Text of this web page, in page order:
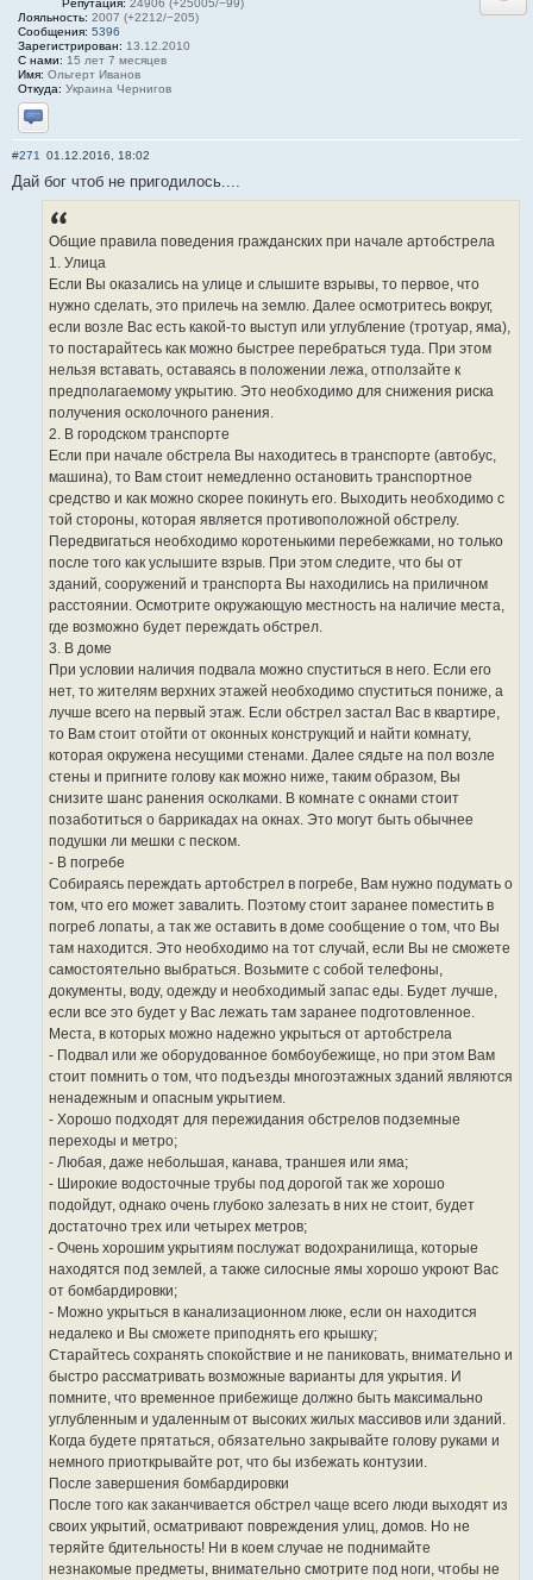
Репутация: 24906 (+25005/−99)
Лояльность: 2007 (+2212/−205)
Сообщения: 5396
Зарегистрирован: 13.12.2010
С нами: 15 лет 7 месяцев
Имя: Ольгерт Иванов
Откуда: Украина Чернигов
Отправить личное сообщение
#271 01.12.2016, 18:02
Дай бог чтоб не пригодилось....
Общие правила поведения гражданских при начале артобстрела
1. Улица
Если Вы оказались на улице и слышите взрывы, то первое, что
нужно сделать, это прилечь на землю. Далее осмотритесь вокруг,
если возле Вас есть какой-то выступ или углубление (тротуар, яма),
то постарайтесь как можно быстрее перебраться туда. При этом
нельзя вставать, оставаясь в положении лежа, отползайте к
предполагаемому укрытию. Это необходимо для снижения риска
получения осколочного ранения.
2. В городском транспорте
Если при начале обстрела Вы находитесь в транспорте (автобус,
машина), то Вам стоит немедленно остановить транспортное
средство и как можно скорее покинуть его. Выходить необходимо с
той стороны, которая является противоположной обстрелу.
Передвигаться необходимо коротенькими перебежками, но только
после того как услышите взрыв. При этом следите, что бы от
зданий, сооружений и транспорта Вы находились на приличном
расстоянии. Осмотрите окружающую местность на наличие места,
где возможно будет переждать обстрел.
3. В доме
При условии наличия подвала можно спуститься в него. Если его
нет, то жителям верхних этажей необходимо спуститься пониже, а
лучше всего на первый этаж. Если обстрел застал Вас в квартире,
то Вам стоит отойти от оконных конструкций и найти комнату,
которая окружена несущими стенами. Далее сядьте на пол возле
стены и пригните голову как можно ниже, таким образом, Вы
снизите шанс ранения осколками. В комнате с окнами стоит
позаботиться о баррикадах на окнах. Это могут быть обычнее
подушки ли мешки с песком.
- В погребе
Собираясь переждать артобстрел в погребе, Вам нужно подумать о
том, что его может завалить. Поэтому стоит заранее поместить в
погреб лопаты, а так же оставить в доме сообщение о том, что Вы
там находится. Это необходимо на тот случай, если Вы не сможете
самостоятельно выбраться. Возьмите с собой телефоны,
документы, воду, одежду и необходимый запас еды. Будет лучше,
если все это будет у Вас лежать там заранее подготовленное.
Места, в которых можно надежно укрыться от артобстрела
- Подвал или же оборудованное бомбоубежище, но при этом Вам
стоит помнить о том, что подъезды многоэтажных зданий являются
ненадежным и опасным укрытием.
- Хорошо подходят для пережидания обстрелов подземные
переходы и метро;
- Любая, даже небольшая, канава, траншея или яма;
- Широкие водосточные трубы под дорогой так же хорошо
подойдут, однако очень глубоко залезать в них не стоит, будет
достаточно трех или четырех метров;
- Очень хорошим укрытиям послужат водохранилища, которые
находятся под землей, а также силосные ямы хорошо укроют Вас
от бомбардировки;
- Можно укрыться в канализационном люке, если он находится
недалеко и Вы сможете приподнять его крышку;
Старайтесь сохранять спокойствие и не паниковать, внимательно и
быстро рассматривать возможные варианты для укрытия. И
помните, что временное прибежище должно быть максимально
углубленным и удаленным от высоких жилых массивов или зданий.
Когда будете прятаться, обязательно закрывайте голову руками и
немного приоткрывайте рот, что бы избежать контузии.
После завершения бомбардировки
После того как заканчивается обстрел чаще всего люди выходят из
своих укрытий, осматривают повреждения улиц, домов. Но не
теряйте бдительность! Ни в коем случае не поднимайте
незнакомые предметы, внимательно смотрите под ноги, чтобы не